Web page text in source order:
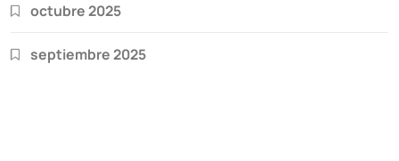
octubre 2025
septiembre 2025